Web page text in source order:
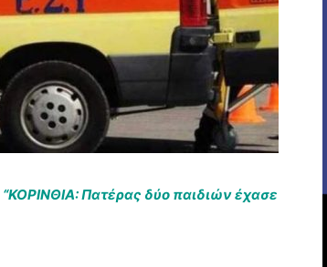
“ΚΟΡΙΝΘΙΑ: Πατέρας δύο παιδιών έχασε